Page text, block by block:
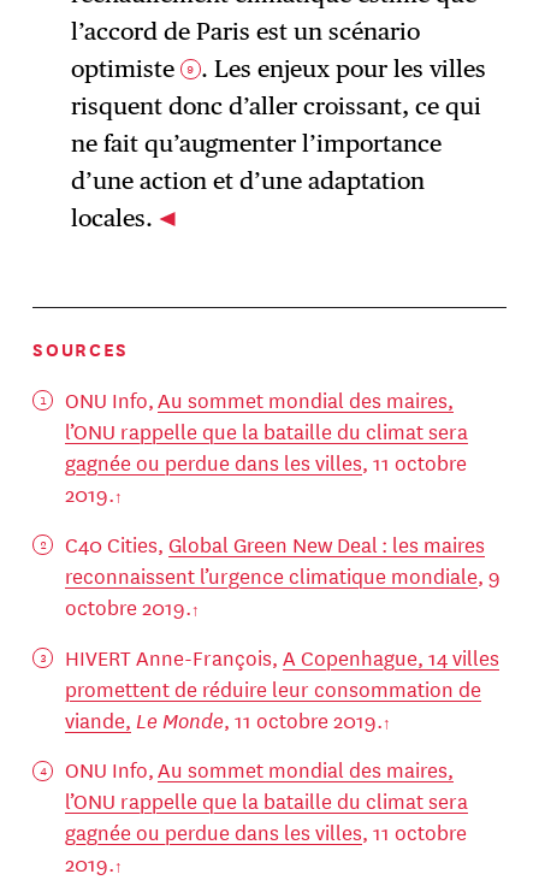
l’accord de Paris est un scénario
optimiste
9 . Les enjeux pour les villes
risquent donc d’aller croissant, ce qui
ne fait qu’augmenter l’importance
d’une action et d’une adaptation
locales.
SOURCES
ONU Info,Au sommet mondial des maires,
l’ONU rappelle que la bataille du climat sera
gagnée ou perdue dans les villes, 11 octobre
2019.
C40 Cities, Global Green New Deal : les maires
reconnaissent l’urgence climatique mondiale, 9
octobre 2019.
HIVERT Anne-François, A Copenhague, 14 villes
promettent de réduire leur consommation de
viande, Le Monde, 11 octobre 2019.
ONU Info,Au sommet mondial des maires,
l’ONU rappelle que la bataille du climat sera
gagnée ou perdue dans les villes, 11 octobre
2019.